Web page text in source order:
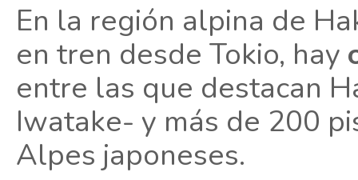
En la región alpina de
en tren desde Tokio, hay
entre las que destacan
Iwatake- y más de 200
Alpes japoneses.